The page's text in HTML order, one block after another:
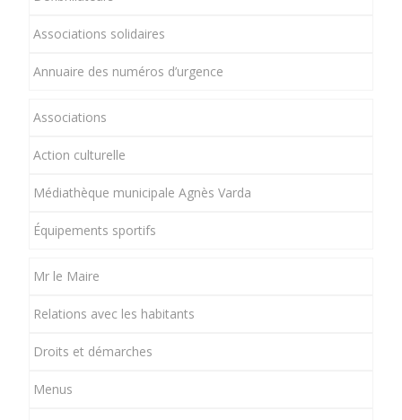
Associations solidaires
Annuaire des numéros d’urgence
Associations
Action culturelle
Médiathèque municipale Agnès Varda
Équipements sportifs
Mr le Maire
Relations avec les habitants
Droits et démarches
Menus